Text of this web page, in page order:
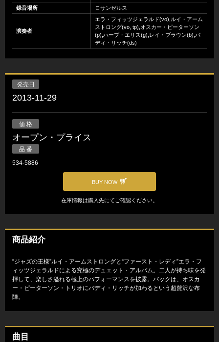
録音場所
ロサンゼルス
演奏者
エラ・フィッツジェラルド(vo),ルイ・アーム
ストロング(vo, tp),オスカー・ピーターソン
(p),ハーブ・エリス(g),レイ・ブラウン(b),バ
ディ・リッチ(ds)
発売日
2013-11-29
価 格
オープン・プライス
品 番
534-5886
BUY NOW
在庫情報は購入先にてご確認ください。
商品紹介
“ジャズの王様”ルイ・アームストロングと“ファースト・レディ”エラ・フ
ィッツジェラルドによる究極のデュエット・アルバム。二人が持ち味を発
揮して、楽しさ溢れる極上のパフォーマンスを披露。バックは、オスカ
ー・ピーターソン・トリオにバディ・リッチが加わるという超贅沢な布
陣。
曲目